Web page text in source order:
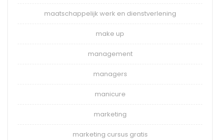
maatschappelijk werk en dienstverlening
make up
management
managers
manicure
marketing
marketing cursus gratis